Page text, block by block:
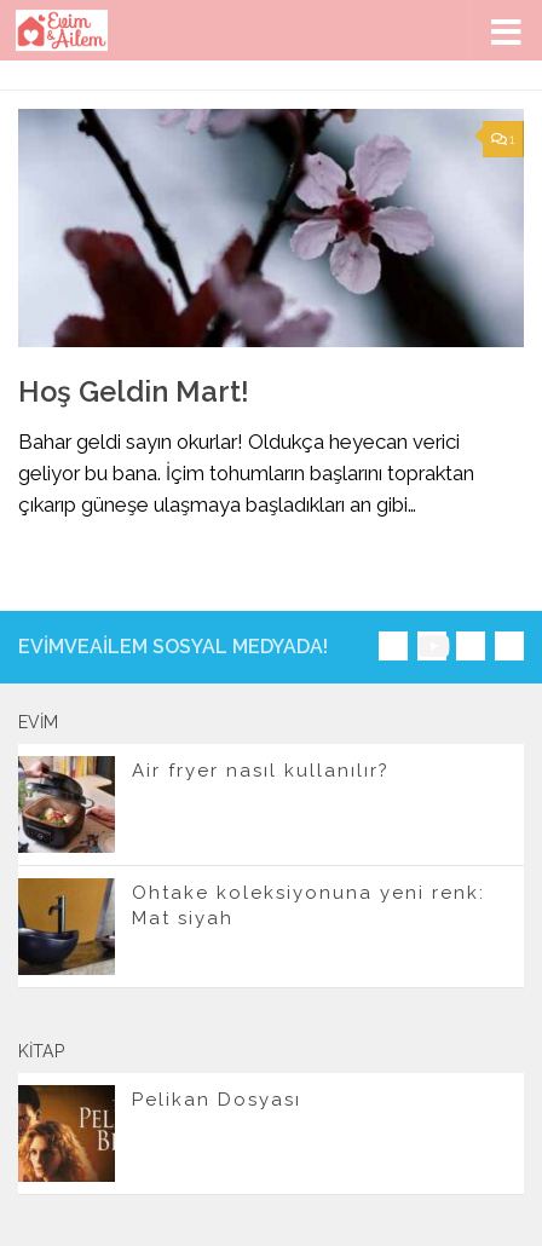
Skip to content
1
Hoş Geldin Mart!
Bahar geldi sayın okurlar! Oldukça heyecan verici
geliyor bu bana. İçim tohumların başlarını topraktan
çıkarıp güneşe ulaşmaya başladıkları an gibi…
EVIMVEAILEM SOSYAL MEDYADA!
EVIM
Air fryer nasıl kullanılır?
Ohtake koleksiyonuna yeni renk:
Mat siyah
KITAP
Pelikan Dosyası